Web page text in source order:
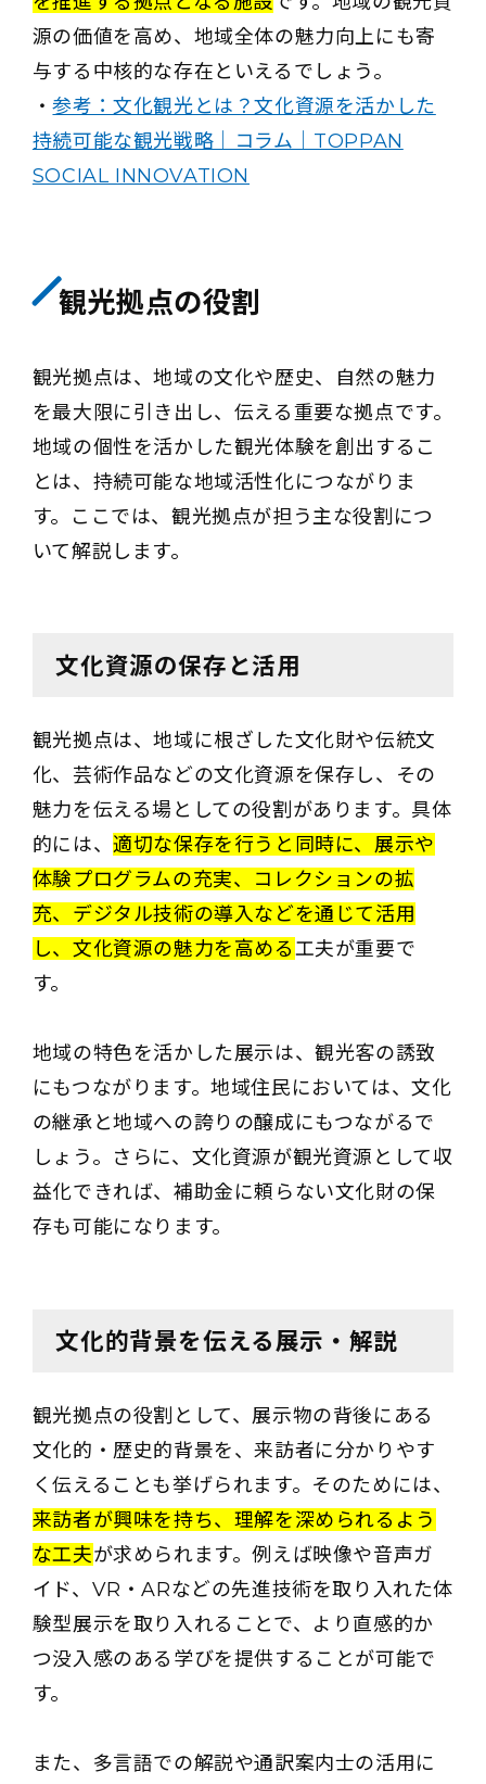
源の価値を高め、地域全体の魅力向上にも寄
与する中核的な存在といえるでしょう。
・参考：文化観光とは？文化資源を活かした
持続可能な観光戦略｜コラム｜TOPPAN
SOCIAL INNOVATION
観光拠点の役割
観光拠点は、地域の文化や歴史、自然の魅力
を最大限に引き出し、伝える重要な拠点です。
地域の個性を活かした観光体験を創出するこ
とは、持続可能な地域活性化につながりま
す。ここでは、観光拠点が担う主な役割につ
いて解説します。
文化資源の保存と活用
観光拠点は、地域に根ざした文化財や伝統文
化、芸術作品などの文化資源を保存し、その
魅力を伝える場としての役割があります。具体
的には、適切な保存を行うと同時に、展示や
体験プログラムの充実、コレクションの拡
充、デジタル技術の導入などを通じて活用
し、文化資源の魅力を高める工夫が重要で
す。
地域の特色を活かした展示は、観光客の誘致
にもつながります。地域住民においては、文化
の継承と地域への誇りの醸成にもつながるで
しょう。さらに、文化資源が観光資源として収
益化できれば、補助金に頼らない文化財の保
存も可能になります。
文化的背景を伝える展示・解説
観光拠点の役割として、展示物の背後にある
文化的・歴史的背景を、来訪者に分かりやす
く伝えることも挙げられます。そのためには、
来訪者が興味を持ち、理解を深められるよう
な工夫が求められます。例えば映像や音声ガ
イド、VR・ARなどの先進技術を取り入れた体
験型展示を取り入れることで、より直感的か
つ没入感のある学びを提供することが可能で
す。
また、多言語での解説や通訳案内士の活用に